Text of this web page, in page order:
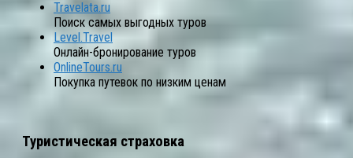
Travelata.ru
Поиск самых выгодных туров
Level.Travel
Онлайн-бронирование туров
OnlineTours.ru
Покупка путевок по низким ценам
Туристическая страховка